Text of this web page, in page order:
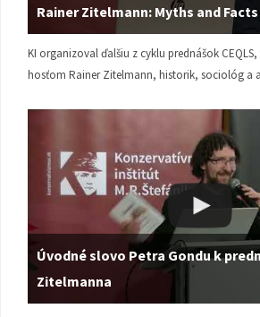
Rainer Zitelmann: Myths and
KI organizoval ďalšiu z cyklu prednášok
hosťom Rainer Zitelmann, historik, sociológ a
Úvodné slovo Petra Gondu k
Zitelmanna